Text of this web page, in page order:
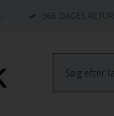
366 DAGES RETUR